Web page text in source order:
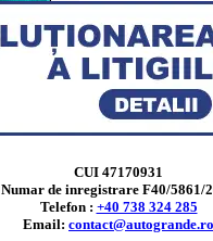
CUI 47170931
Numar de inregistrare F40/5861/
Telefon : +40 738 324 285
Email: contact@autogrande.ro